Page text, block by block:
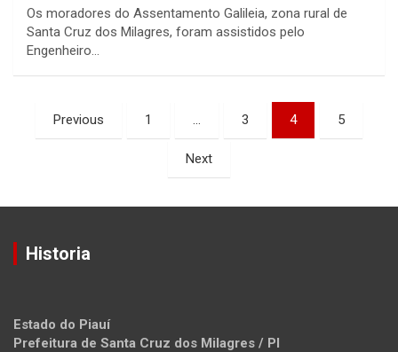
Os moradores do Assentamento Galileia, zona rural de
Santa Cruz dos Milagres, foram assistidos pelo
Engenheiro…
Paginação
de
Previous 1 … 3 4 5
Next
Historia
Estado do Piauí
Prefeitura de Santa Cruz dos Milagres / PI